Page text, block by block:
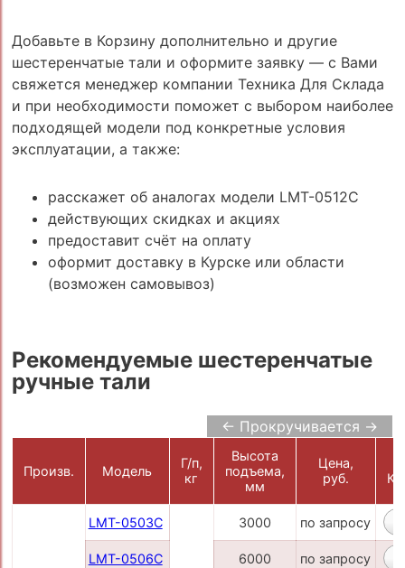
Добавьте в Корзину дополнительно и другие
шестеренчатые тали и оформите заявку — с Вами
свяжется менеджер компании Техника Для Склада
и при необходимости поможет с выбором наиболее
подходящей модели под конкретные условия
эксплуатации, а также:
расскажет об аналогах модели LMT-0512C
действующих скидках и акциях
предоставит счёт на оплату
оформит доставку в Курске или области
(возможен самовывоз)
Рекомендуемые шестеренчатые
ручные тали
← Прокручивается →
Произв. Модель
Г/п,
кг
Высота
подъема,
мм
Цена,
руб.
LMT-0503C 3000 по запросу
LMT-0506C 6000 по запросу